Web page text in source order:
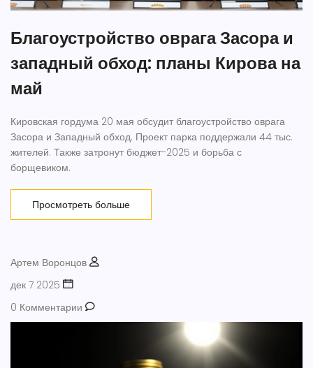
Благоустройство оврага Засора и
западный обход: планы Кирова на
май
Кировская гордума 20 мая обсудит благоустройство оврага
Засора и Западный обход. Проект парка поддержали 44 тыс.
жителей. Также затронут бюджет-2025 и борьба с
борщевиком.
Просмотреть больше
Артем Воронцов
дек 7 2025
0 Комментарии